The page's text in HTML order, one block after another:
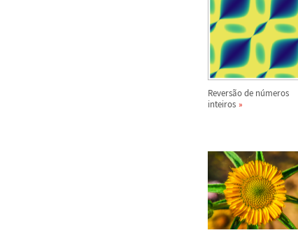
Reversão de números
inteiros